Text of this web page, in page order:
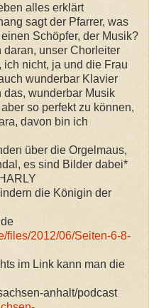
alles erklärt
sagt der Pfarrer, was
Schöpfer, der Musik?
daran, unser Chorleiter
nicht, ja und die Frau
wunderbar Klavier
wunderbar Musik
so perfekt zu können,
davon bin ich
über die Orgelmaus,
es sind Bilder dabei*
die Königin der
files/2012/06/Seiten-6-8-
im Link kann man die
anhalt/podcast